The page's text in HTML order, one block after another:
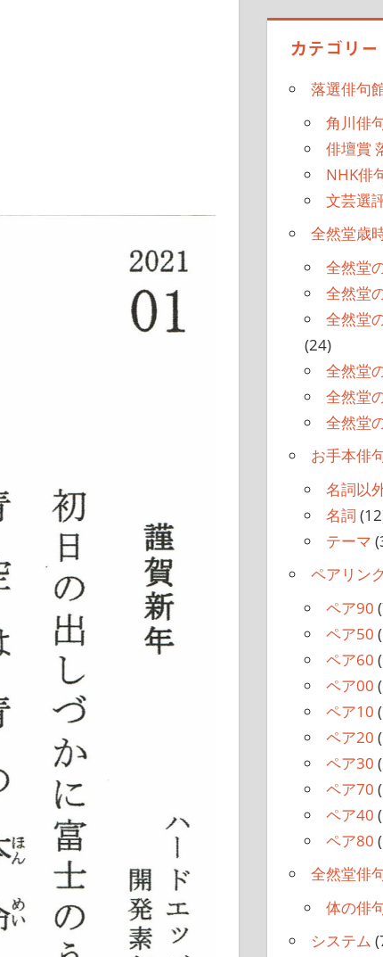
カテゴリー
落選俳句
角川俳
俳壇賞
NHK俳
文芸選
全然堂歳
全然堂
全然堂
全然堂
(24)
全然堂
全然堂
全然堂
お手本俳
名詞以
名詞
テーマ
ペアリン
ペア90
ペア50
ペア60
ペア00
ペア10
ペア20
ペア30
ペア70
ペア40
ペア80
全然堂俳
体の俳
システム